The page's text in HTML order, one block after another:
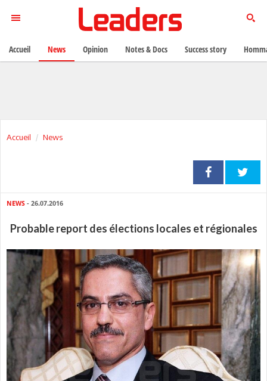
Accueil News
NEWS - 26.07.2016
Probable report des élections locales et régionales
Accueil News Opinion Notes & Docs Success story